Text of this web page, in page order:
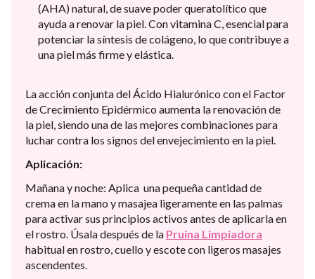
(AHA) natural, de suave poder queratolítico que
ayuda a renovar la piel. Con vitamina C, esencial para
potenciar la síntesis de colágeno, lo que contribuye a
una piel más firme y elástica.
La acción conjunta del Ácido Hialurónico con el Factor
de Crecimiento Epidérmico aumenta la renovación de
la piel, siendo una de las mejores combinaciones para
luchar contra los signos del envejecimiento en la piel.
Aplicación:
Mañana y noche: Aplica una pequeña cantidad de
crema en la mano y masajea ligeramente en las palmas
para activar sus principios activos antes de aplicarla en
el rostro. Úsala después de la Pruina Limpiadora
habitual en rostro, cuello y escote con ligeros masajes
ascendentes.